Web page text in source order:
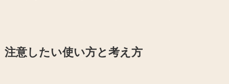
注意したい使い方と考え方